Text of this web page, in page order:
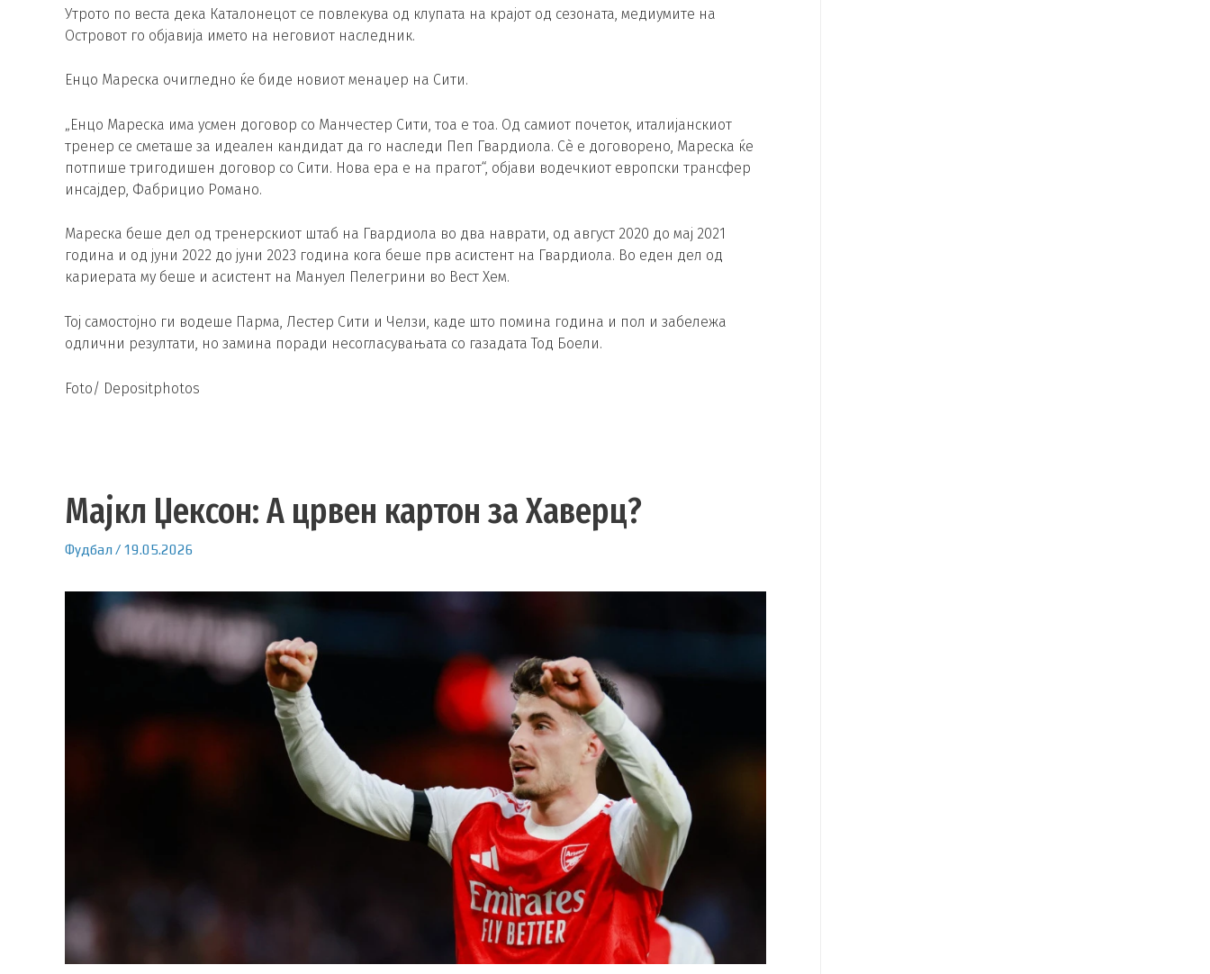
Утрото по веста дека Каталонецот се повлекува од клупата на крајот од сезоната, медиумите на
Островот го објавија името на неговиот наследник.
Енцо Мареска очигледно ќе биде новиот менаџер на Сити.
„Енцо Мареска има усмен договор со Манчестер Сити, тоа е тоа. Од самиот почеток, италијанскиот
тренер се сметаше за идеален кандидат да го наследи Пеп Гвардиола. Сè е договорено, Мареска ќе
потпише тригодишен договор со Сити. Нова ера е на прагот“, објави водечкиот европски трансфер
инсајдер, Фабрицио Романо.
Мареска беше дел од тренерскиот штаб на Гвардиола во два наврати, од август 2020 до мај 2021
година и од јуни 2022 до јуни 2023 година кога беше прв асистент на Гвардиола. Во еден дел од
кариерата му беше и асистент на Мануел Пелегрини во Вест Хем.
Тој самостојно ги водеше Парма, Лестер Сити и Челзи, каде што помина година и пол и забележа
одлични резултати, но замина поради несогласувањата со газадата Тод Боели.
Foto/ Depositphotos
Мајкл Џексон: А црвен картон за Хаверц?
Фудбал / 19.05.2026